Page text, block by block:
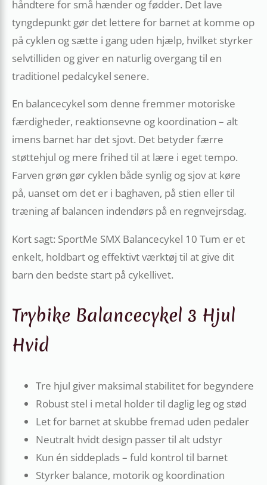
håndtere for små hænder og fødder. Det lave
tyngdepunkt gør det lettere for barnet at komme op
på cyklen og sætte i gang uden hjælp, hvilket styrker
selvtilliden og giver en naturlig overgang til en
traditionel pedalcykel senere.
En balancecykel som denne fremmer motoriske
færdigheder, reaktionsevne og koordination – alt
imens barnet har det sjovt. Det betyder færre
støttehjul og mere frihed til at lære i eget tempo.
Farven grøn gør cyklen både synlig og sjov at køre
på, uanset om det er i baghaven, på stien eller til
træning af balancen indendørs på en regnvejrsdag.
Kort sagt: SportMe SMX Balancecykel 10 Tum er et
enkelt, holdbart og effektivt værktøj til at give dit
barn den bedste start på cykellivet.
Trybike Balancecykel 3 Hjul
Hvid
Tre hjul giver maksimal stabilitet for begyndere
Robust stel i metal holder til daglig leg og stød
Let for barnet at skubbe fremad uden pedaler
Neutralt hvidt design passer til alt udstyr
Kun én siddeplads – fuld kontrol til barnet
Styrker balance, motorik og koordination